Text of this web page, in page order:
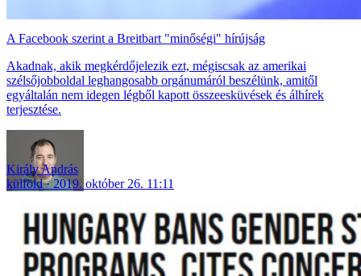
A Facebook szerint a Breitbart "minőségi" hírújság
Akadnak, akik megkérdőjelezik ezt, mégiscsak az amerikai
szélsőjobboldal leghangosabb orgánumáról beszélünk, amitől
egyáltalán nem idegen légből kapott összeesküvések és álhírek
terjesztése.
Király András
külföld
2019. október 26. 11:11